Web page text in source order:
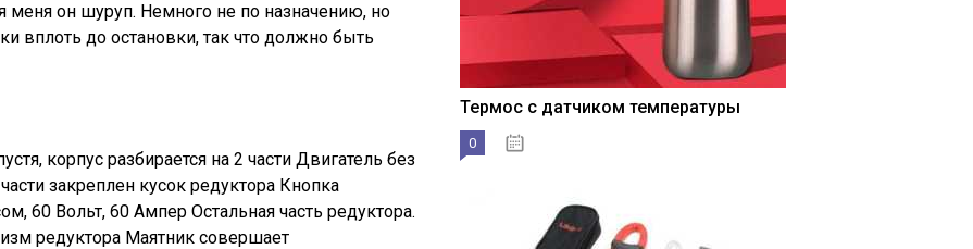
меня он шуруп. Немного не по назначению, но
вплоть до остановки, так что должно быть
корпус разбирается на 2 части Двигатель без
закреплен кусок редуктора Кнопка
60 Вольт, 60 Ампер Остальная часть редуктора.
редуктора Маятник совершает
Термос с датчиком температуры
0